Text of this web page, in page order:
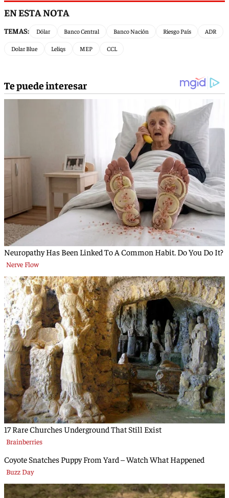
EN ESTA NOTA
TEMAS: Dólar Banco Central Banco Nación Riesgo País ADR
Dolar Blue Leliqs MEP CCL